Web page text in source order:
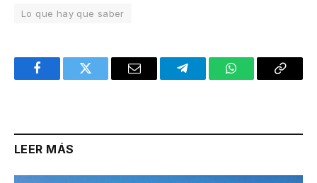
Lo que hay que saber
FacebookTwitter Email TelegramWhatsAppCopy
LEER MÁS